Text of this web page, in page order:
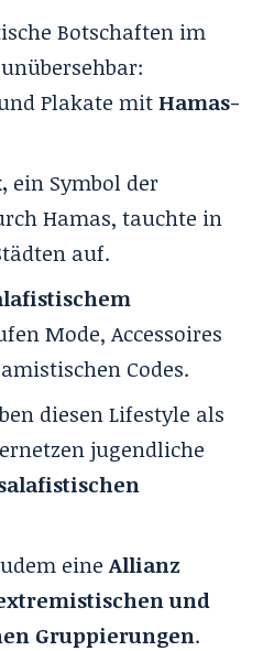
Botschaften im
unübersehbar:
Plakate mitHamas-
ein Symbol der
Hamas, tauchte in
auf.
Mode, Accessoires
Codes.
diesen Lifestyle als
jugendliche
eineAllianz
und
Gruppierungen.